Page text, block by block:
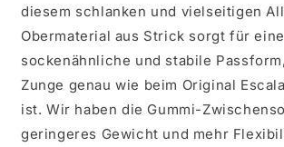
diesem schlanken und vielseitigen
Obermaterial aus Strick sorgt für eine
sockenähnliche und stabile
Zunge genau wie beim Original
ist. Wir haben die Gummi-
geringeres Gewicht und mehr